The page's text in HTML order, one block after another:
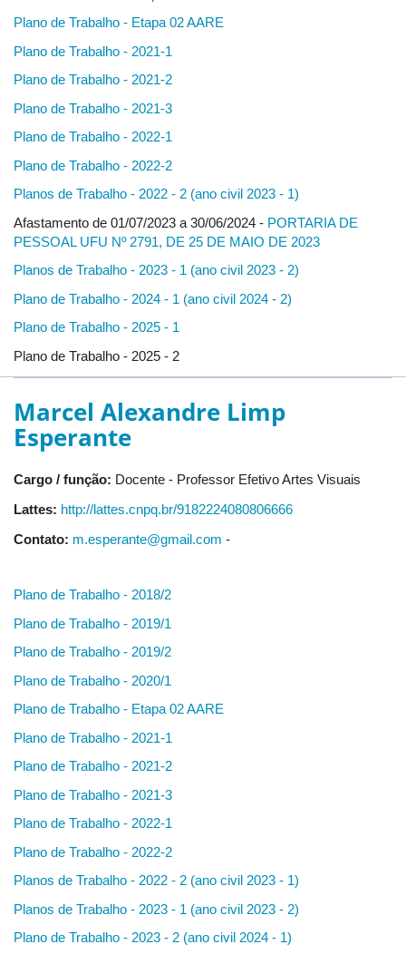
Plano de Trabalho - Etapa 02 AARE
Plano de Trabalho - 2021-1
Plano de Trabalho - 2021-2
Plano de Trabalho - 2021-3
Plano de Trabalho - 2022-1
Plano de Trabalho - 2022-2
Planos de Trabalho - 2022 - 2 (ano civil 2023 - 1)
Afastamento de 01/07/2023 a 30/06/2024 - PORTARIA DE
PESSOAL UFU Nº 2791, DE 25 DE MAIO DE 2023
Planos de Trabalho - 2023 - 1 (ano civil 2023 - 2)
Plano de Trabalho - 2024 - 1 (ano civil 2024 - 2)
Plano de Trabalho - 2025 - 1
Plano de Trabalho - 2025 - 2
Marcel Alexandre Limp
Esperante
Cargo / função: Docente - Professor Efetivo Artes Visuais
Lattes: http://lattes.cnpq.br/9182224080806666
Contato: m.esperante@gmail.com -
Plano de Trabalho - 2018/2
Plano de Trabalho - 2019/1
Plano de Trabalho - 2019/2
Plano de Trabalho - 2020/1
Plano de Trabalho - Etapa 02 AARE
Plano de Trabalho - 2021-1
Plano de Trabalho - 2021-2
Plano de Trabalho - 2021-3
Plano de Trabalho - 2022-1
Plano de Trabalho - 2022-2
Planos de Trabalho - 2022 - 2 (ano civil 2023 - 1)
Planos de Trabalho - 2023 - 1 (ano civil 2023 - 2)
Plano de Trabalho - 2023 - 2 (ano civil 2024 - 1)